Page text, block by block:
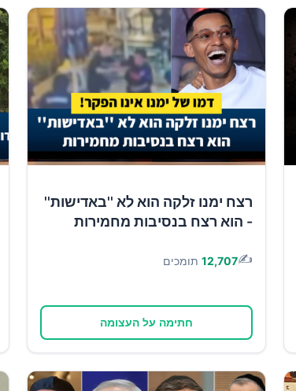
רצח ימנו זלקה הוא לא ''באדישות''
- הוא רצח בנסיבות מחמירות
✍️
12,707 תומכים
חתימה על העצומה